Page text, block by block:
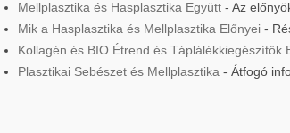
Mellplasztika és Hasplasztika Együtt - Az
Mik a Hasplasztika és Mellplasztika Előnyei -
Kollagén és BIO Étrend és Táplálékkiegészítők
Plasztikai Sebészet és Mellplasztika - Átfogó